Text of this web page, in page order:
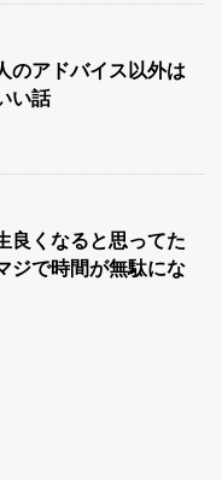
のアドバイス以外は
い話
良くなると思ってた
ジで時間が無駄にな